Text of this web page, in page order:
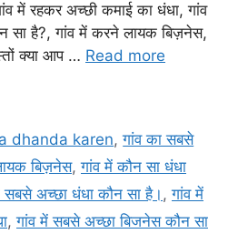
में रहकर अच्छी कमाई का धंधा, गांव
सा है?, गांव में करने लायक बिज़नेस,
क्या आप … Read more
dhanda karen,गांव का सबसे
बिज़नेस,गांव में कौन सा धंधा
सबसे अच्छा धंधा कौन सा है। ,गांव में
,गांव में सबसे अच्छा बिजनेस कौन सा